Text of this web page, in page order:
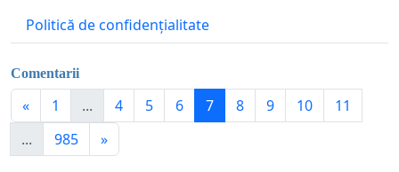
Politică de confidențialitate
Comentarii
« 1 ... 4 5 6 7 8 9 10
11
...
985 »